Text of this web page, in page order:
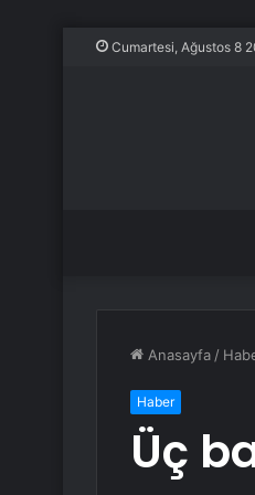
Cumartesi, Ağustos 8
Anasayfa /
Haber
Üç